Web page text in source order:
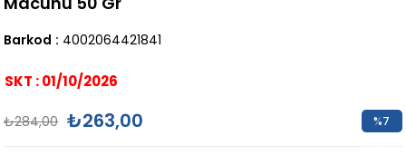
Barkod : 4002064421841
SKT : 01/10/2026
₺284,00 ₺263,00 %7